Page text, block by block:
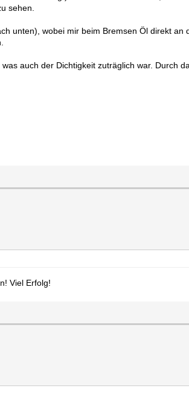
sehen.
unten), wobei mir beim Bremsen Öl direkt an
auch der Dichtigkeit zuträglich war. Durch
Viel Erfolg!